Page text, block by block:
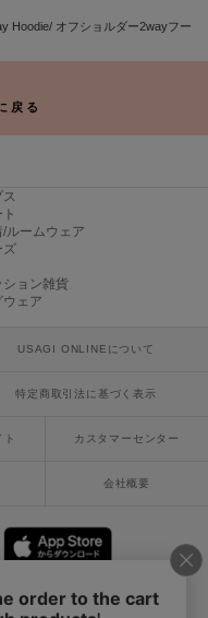
Hoodie/ オフショルダー2wayフー
戻る
ス
ルームウェア
ズ
ション雑貨
ウェア
USAGI ONLINEについて
特定商取引法に基づく表示
ト カスタマーセンター
会社概要